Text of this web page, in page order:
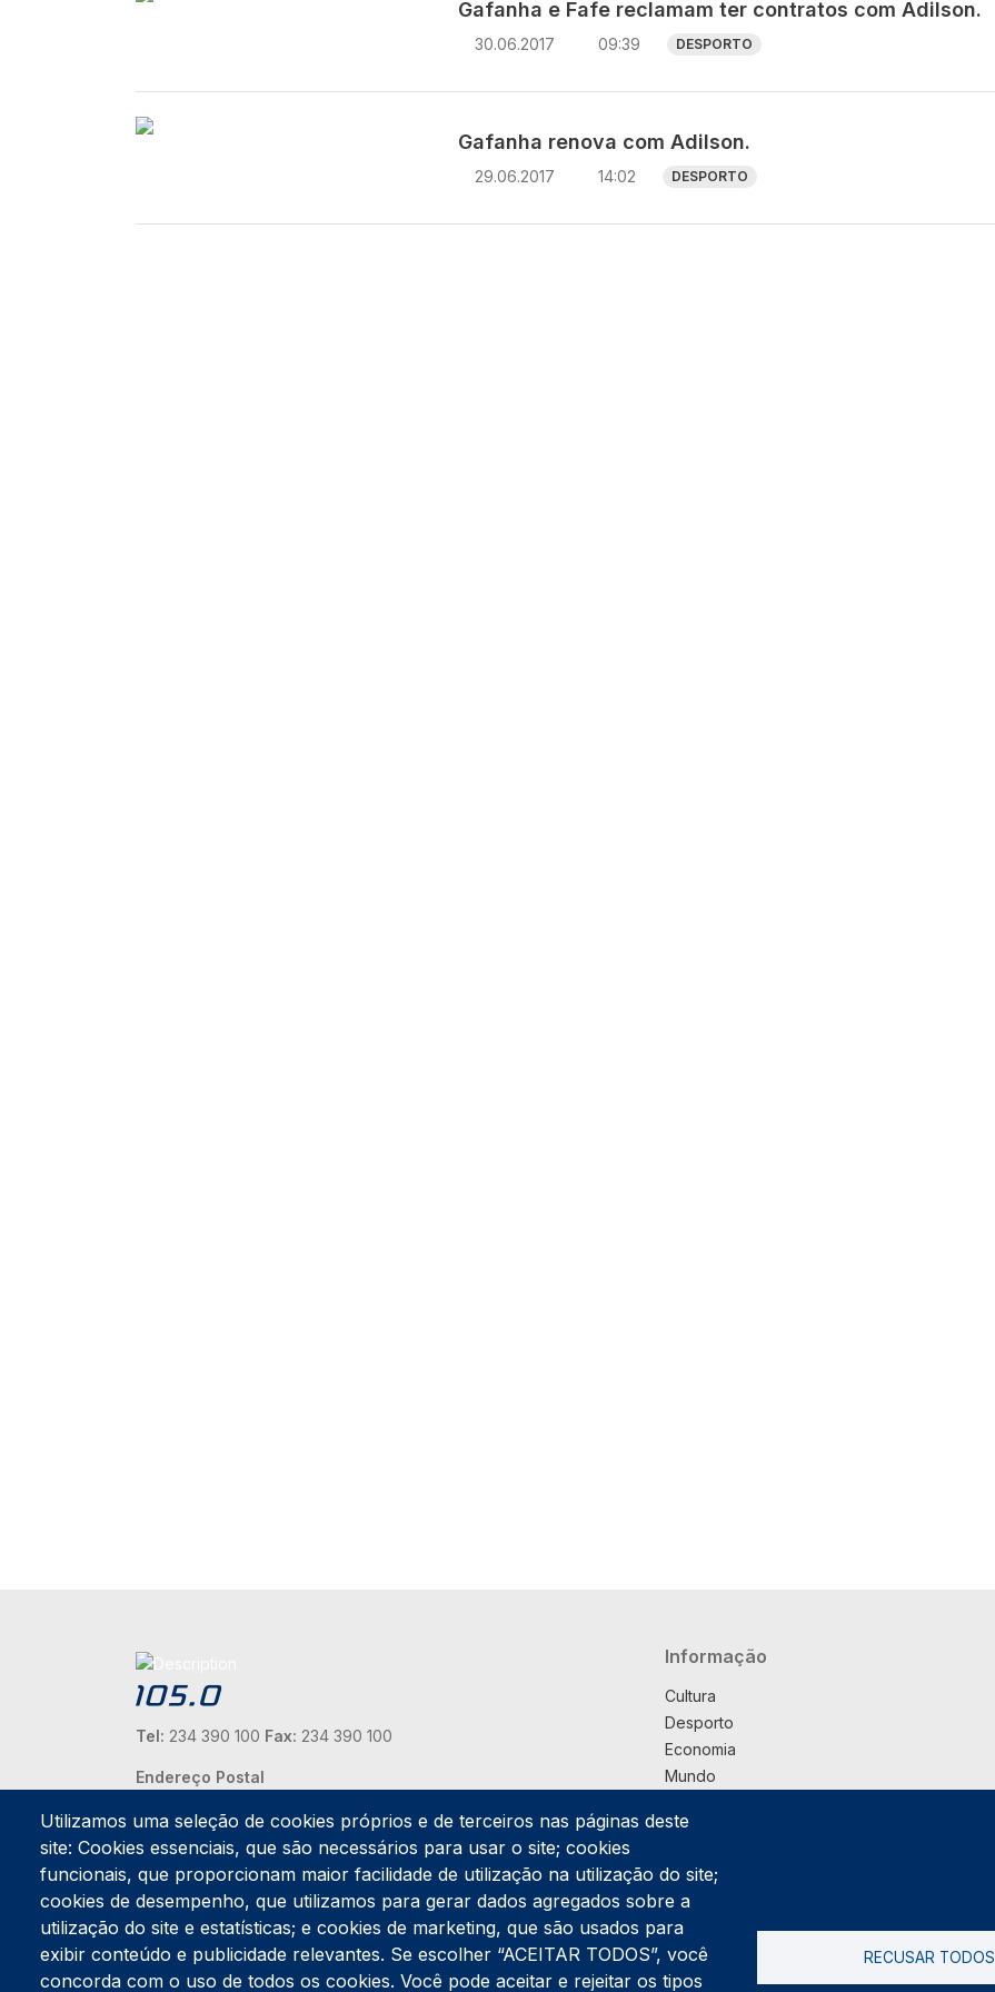
Gafanha e Fafe reclamam ter contratos com Adilson.
30.06.2017 09:39 DESPORTO
Gafanha renova com Adilson.
29.06.2017 14:02 DESPORTO
Tel: 234 390 100 Fax: 234 390 100
Endereço Postal
Rua Gil Eanes 31
3834-908 Gafanha da Nazaré
Estúdios
Rua Prior Guerra
Edifício do Centro Cultural da Gafanha da Nazaré
3830-556 Gafanha da Nazaré
Navegação principal
Informação
Cultura
Desporto
Economia
Mundo
País
Praça
Pub
Saúde
Sociedade
Utilizamos uma seleção de cookies próprios e de terceiros nas páginas deste
site: Cookies essenciais, que são necessários para usar o site; cookies
funcionais, que proporcionam maior facilidade de utilização na utilização do site;
cookies de desempenho, que utilizamos para gerar dados agregados sobre a
utilização do site e estatísticas; e cookies de marketing, que são usados para
exibir conteúdo e publicidade relevantes. Se escolher “ACEITAR TODOS”, você
concorda com o uso de todos os cookies. Você pode aceitar e rejeitar os tipos
RECUSAR TODOS